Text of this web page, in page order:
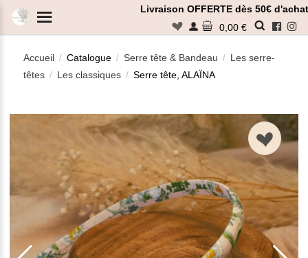
Livraison OFFERTE dès 50€
n 0,00 €
Rechercher
Accueil / Catalogue / Serre tête & Bandeau / Les serre-
têtes / Les classiques / Serre tête, ALAÏNA
n
Panneau de gestion des cookies